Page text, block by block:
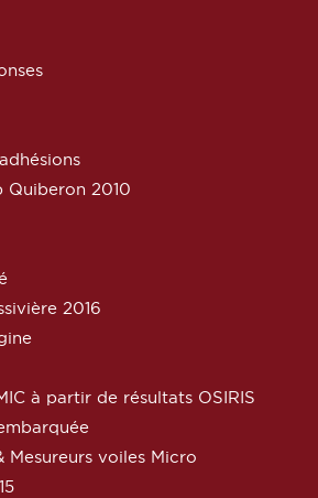
Quiberon 2010
2016
à partir de résultats OSIRIS
Mesureurs voiles Micro